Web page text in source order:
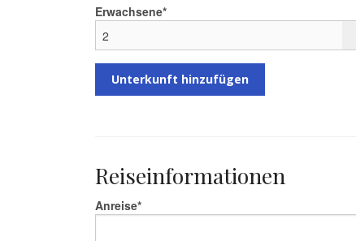
Erwachsene
Unterkunft hinzufügen
Reiseinformationen
Anreise